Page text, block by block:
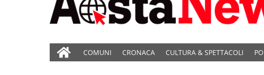
COMUNI CRONACA CULTURA & SPETTACOLI